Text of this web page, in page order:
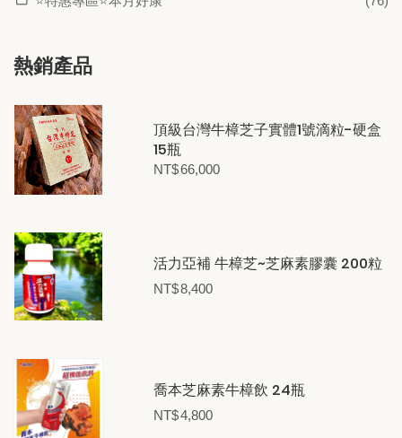
熱銷產品
頂級台灣牛樟芝子實體1號滴粒-硬盒
15瓶
NT$66,000
活力亞補 牛樟芝~芝麻素膠囊 200粒
NT$8,400
喬本芝麻素牛樟飲 24瓶
NT$4,800